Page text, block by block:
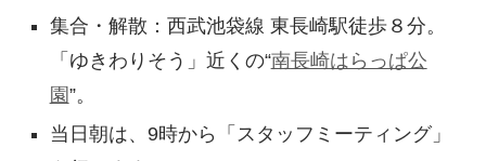
集合・解散：西武池袋線 東長崎駅徒歩８分。
「ゆきわりそう」近くの“南長崎はらっぱ公
園”。
当日朝は、9時から「スタッフミーティング」